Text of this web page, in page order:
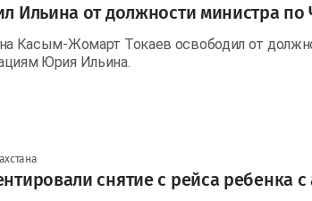
Ильина от должности министра по
Касым-Жомарт Токаев освободил от
Юрия Ильина.
снятие с рейса ребенка